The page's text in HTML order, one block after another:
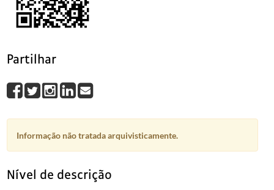
0037 Sem título
0038 Sem título
(...)
Partilhar
Informação não tratada arquivisticamente.
Nível de descrição